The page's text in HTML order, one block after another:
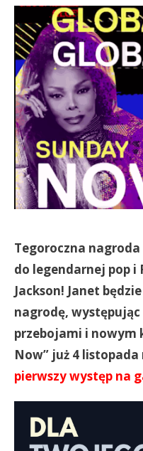
Tegoroczna
do legendarnej pop i
Jackson! Janet
nagrodę,
przebojami i nowym
Now” już 4 listopada
pierwszy występ na